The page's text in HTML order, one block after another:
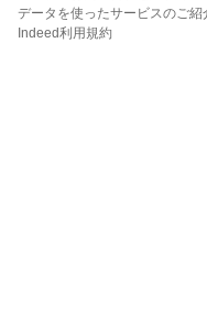
データを使ったサービスのご紹
Indeed利用規約